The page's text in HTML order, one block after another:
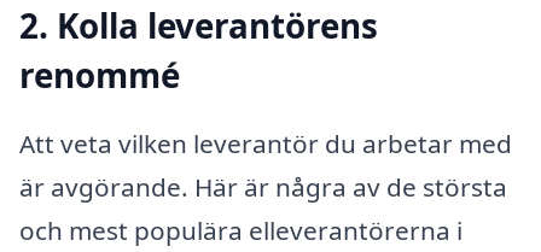
2. Kolla leverantörens
renommé
Att veta vilken leverantör du arbetar med
är avgörande. Här är några av de största
och mest populära elleverantörerna i